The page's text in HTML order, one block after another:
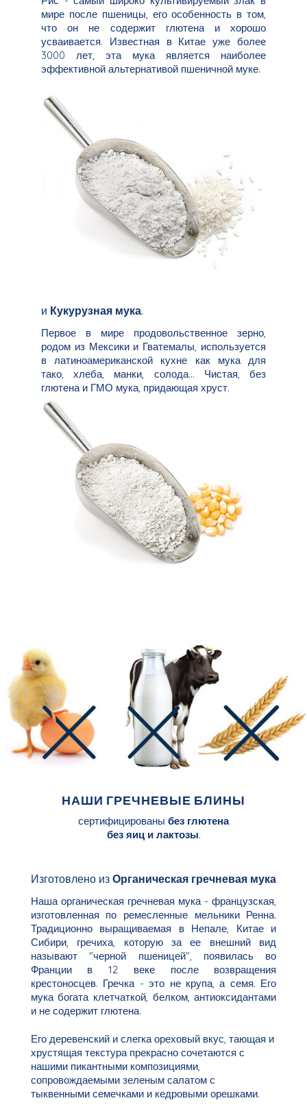
мире после пшеницы, его особенность в том,
что он не содержит глютена и хорошо
усваивается. Известная в Китае уже более
3000 лет, эта мука является наиболее
эффективной альтернативой пшеничной муке.
и Кукурузная мука.
Первое в мире продовольственное зерно,
родом из Мексики и Гватемалы, используется
в латиноамериканской кухне как мука для
тако, хлеба, манки, солода... Чистая, без
глютена и ГМО мука, придающая хруст.
НАШИ ГРЕЧНЕВЫЕ БЛИНЫ
сертифицированы без глютена
без яиц и лактозы.
Изготовлено из Органическая гречневая мука
Наша органическая гречневая мука - французская,
изготовленная по ремесленные мельники Ренна.
Традиционно выращиваемая в Непале, Китае и
Сибири, гречиха, которую за ее внешний вид
называют "черной пшеницей", появилась во
Франции в 12 веке после возвращения
крестоносцев. Гречка - это не крупа, а семя. Его
мука богата клетчаткой, белком, антиоксидантами
и не содержит глютена.
Его деревенский и слегка ореховый вкус, тающая и
хрустящая текстура прекрасно сочетаются с
нашими пикантными композициями,
сопровождаемыми зеленым салатом с
тыквенными семечками и кедровыми орешками.